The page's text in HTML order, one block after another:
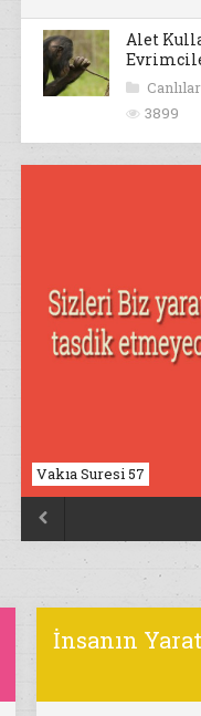
Alet
3899
Vakıa Suresi 57
Nahl Suresi 17

İnsanın